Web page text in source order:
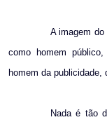
A imagem
como homem
homem da publicidade,
Nada é tão